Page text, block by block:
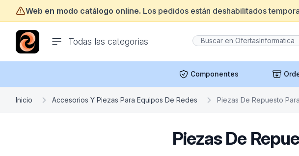
Web en modo catálogo online. Los pedidos están deshabilitados
Todas las categorias
ofertasinformatica.com
Componentes
Inicio Accesorios Y Piezas Para Equipos De Redes Piezas De Repuesto
Piezas De